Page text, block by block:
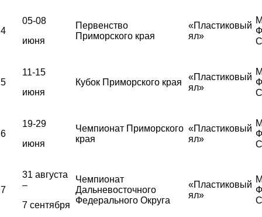
4
05-08
июня
Первенство
Приморского края
«Пластиковый
ял»
5
11-15
июня
Кубок Приморского края
«Пластиковый
ял»
6
19-29
июня
Чемпионат Приморского
края
«Пластиковый
ял»
7
31 августа
–
7 сентября
Чемпионат
Дальневосточного
Федерального Округа
«Пластиковый
ял»